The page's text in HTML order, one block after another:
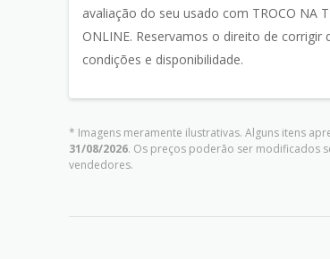
avaliação do seu usado com TROCO NA
ONLINE. Reservamos o direito de
condições e disponibilidade.
* Imagens meramente ilustrativas. Alguns itens
31/08/2026. Os preços poderão ser modificados
vendedores.